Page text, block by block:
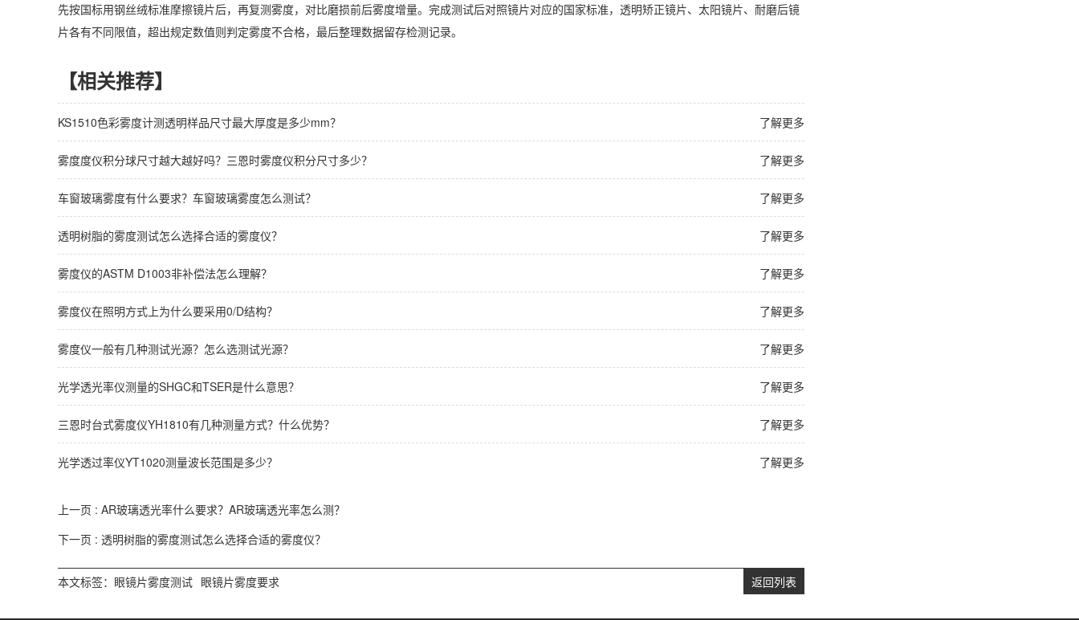
先按国标用钢丝绒标准摩擦镜片后，再复测雾度，对比磨损前后雾度增量。完成测试后对照镜片对应的国家标准，透明矫正镜片、太阳镜片、耐磨后镜
片各有不同限值，超出规定数值则判定雾度不合格，最后整理数据留存检测记录。
【相关推荐】
了解更多
KS1510色彩雾度计测透明样品尺寸最大厚度是多少mm？
了解更多
雾度度仪积分球尺寸越大越好吗？三恩时雾度仪积分尺寸多少？
了解更多
车窗玻璃雾度有什么要求？车窗玻璃雾度怎么测试？
了解更多
透明树脂的雾度测试怎么选择合适的雾度仪？
了解更多
雾度仪的ASTM D1003非补偿法怎么理解？
了解更多
雾度仪在照明方式上为什么要采用0/D结构？
了解更多
雾度仪一般有几种测试光源？怎么选测试光源？
了解更多
光学透光率仪测量的SHGC和TSER是什么意思？
了解更多
三恩时台式雾度仪YH1810有几种测量方式？什么优势？
了解更多
光学透过率仪YT1020测量波长范围是多少？
上一页 : AR玻璃透光率什么要求？AR玻璃透光率怎么测？
下一页 : 透明树脂的雾度测试怎么选择合适的雾度仪？
返回列表
本文标签： 眼镜片雾度测试 眼镜片雾度要求